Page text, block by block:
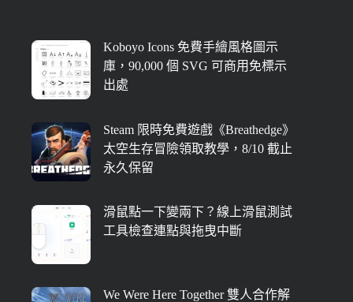
Koboyo Icons 免費手繪風格圖示
庫，90,000 個 SVG 可商用免標示
出處
Steam 限時免費遊戲《Breathedge》
太空生存冒險領取教學，8/10 截止
永久保留
滑鼠點一下變兩下？線上滑鼠測試
工具檢查連點與拖曳中斷
We Were Here Together 雙人合作解